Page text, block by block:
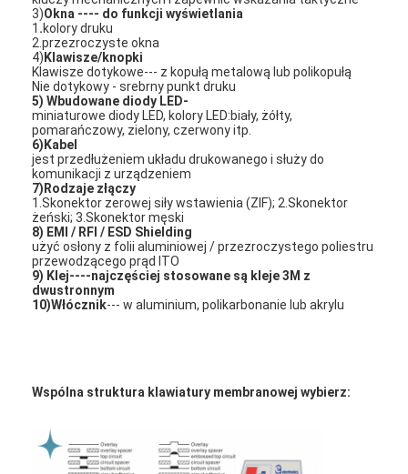
Przełącznik PCB i silikonowej gumy
Opakowania z folii ochronnej i papieru śledzącego
3)Okna ---- do funkcji wyświetlania
1 .kolory druku
2.przezroczyste okna
4) Klawisze/knopki
Klawisze dotykowe--- z kopułą metalową lub polikopułą
Nie dotykowy - srebrny punkt druku
5) Wbudowane diody LED-
miniaturowe diody LED, kolory LED:biały, żółty,
pomarańczowy, zielony, czerwony itp.
6)Kabel
jest przedłużeniem układu drukowanego i służy do
komunikacji z urządzeniem
7) Rodzaje złączy
1.Skonektor zerowej siły wstawienia (ZIF); 2.Skonektor
żeński; 3.Skonektor męski
8) EMI / RFI / ESD Shielding
użyć osłony z folii aluminiowej / przezroczystego poliestru
przewodzącego prąd ITO
9) Klej----najczęściej stosowane są kleje 3M z
dwustronnym
10)Włócznik--- w aluminium, polikarbonanie lub akrylu
Wspólna struktura klawiatury membranowej wybierz: